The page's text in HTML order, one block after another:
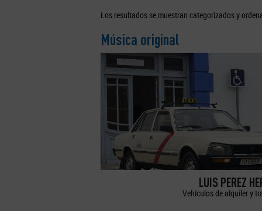
Los resultados se muestran categorizados y
Música original
LUIS PEREZ
Vehículos de alquiler y